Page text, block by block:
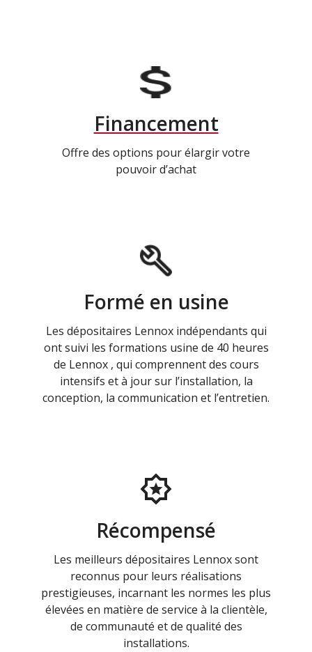
Financement
Offre des options pour élargir votre
pouvoir d’achat
Formé en usine
Les dépositaires Lennox indépendants qui
ont suivi les formations usine de 40 heures
de Lennox , qui comprennent des cours
intensifs et à jour sur l’installation, la
conception, la communication et l’entretien.
Récompensé
Les meilleurs dépositaires Lennox sont
reconnus pour leurs réalisations
prestigieuses, incarnant les normes les plus
élevées en matière de service à la clientèle,
de communauté et de qualité des
installations.